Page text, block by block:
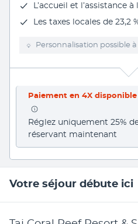
L’accueil et l’assistance
Les taxes locales de 23,2
Personnalisation possible
Paiement en 4X disponible
Réglez uniquement 25%
réservant maintenant
Votre séjour débute ici